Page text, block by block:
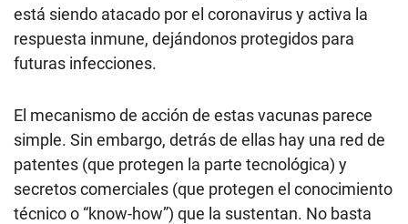
está siendo atacado por el coronavirus y activa la
respuesta inmune, dejándonos protegidos para
futuras infecciones.
El mecanismo de acción de estas vacunas parece
simple. Sin embargo, detrás de ellas hay una red de
patentes (que protegen la parte tecnológica) y
secretos comerciales (que protegen el conocimiento
técnico o “know-how”) que la sustentan. No basta